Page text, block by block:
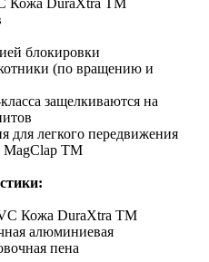
Кожа DuraXtra TM
блокировки
(по вращению и
защелкиваются на
для легкого передвижения
MagClap TM
Кожа DuraXtra TM
алюминиевая
пена